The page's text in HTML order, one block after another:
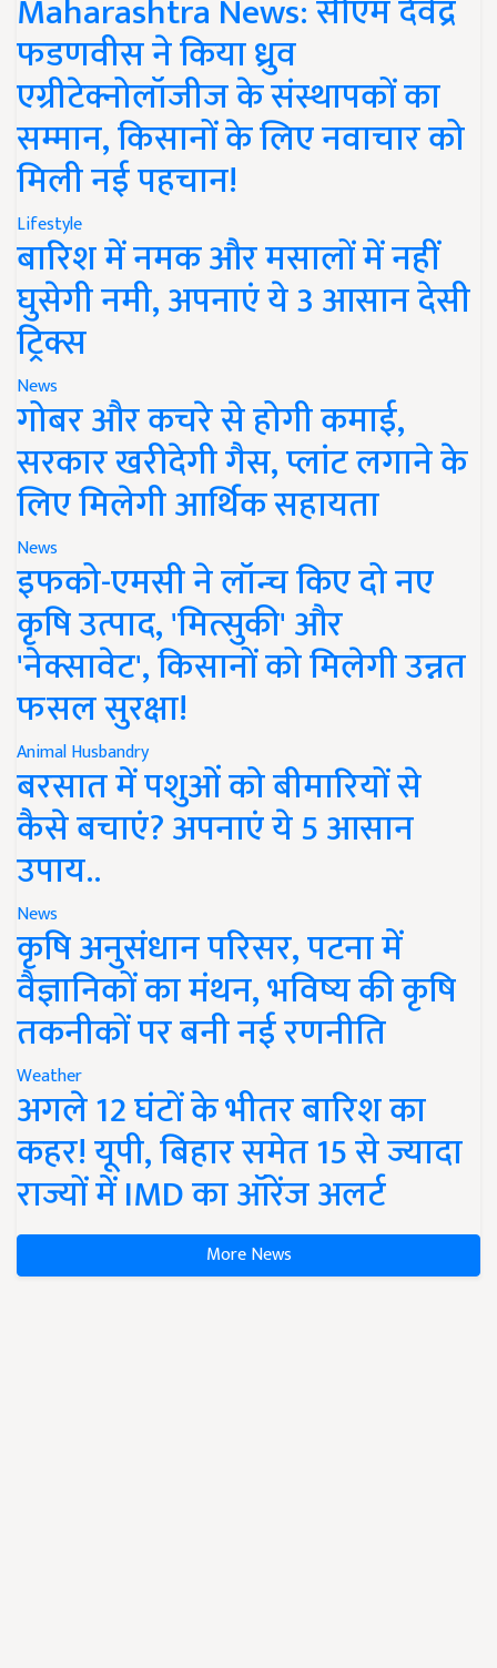
Maharashtra News: सीएम देवेंद्र
फडणवीस ने किया ध्रुव
एग्रीटेक्नोलॉजीज के संस्थापकों का
सम्मान, किसानों के लिए नवाचार को
मिली नई पहचान!
Lifestyle
बारिश में नमक और मसालों में नहीं
घुसेगी नमी, अपनाएं ये 3 आसान देसी
ट्रिक्स
News
गोबर और कचरे से होगी कमाई,
सरकार खरीदेगी गैस, प्लांट लगाने के
लिए मिलेगी आर्थिक सहायता
News
इफको-एमसी ने लॉन्च किए दो नए
कृषि उत्पाद, 'मित्सुकी' और
'नेक्सावेट', किसानों को मिलेगी उन्नत
फसल सुरक्षा!
Animal Husbandry
बरसात में पशुओं को बीमारियों से
कैसे बचाएं? अपनाएं ये 5 आसान
उपाय..
News
कृषि अनुसंधान परिसर, पटना में
वैज्ञानिकों का मंथन, भविष्य की कृषि
तकनीकों पर बनी नई रणनीति
Weather
अगले 12 घंटों के भीतर बारिश का
कहर! यूपी, बिहार समेत 15 से ज्यादा
राज्यों में IMD का ऑरेंज अलर्ट
More News